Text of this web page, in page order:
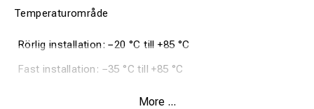
Temperaturområde
Rörlig installation: −20 °C till +85 °C
Fast installation: −35 °C till +85 °C
Tillåten ledartemperatur vid drift: +85 °C
More ...